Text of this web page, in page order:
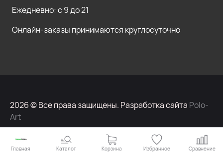
Ежедневно: с 9 до 21
Онлайн-заказы принимаются круглосуточно
2026 © Все права защищены. Разработка сайта Polo-
Art
Главная Каталог Корзина Избранное Сравнение